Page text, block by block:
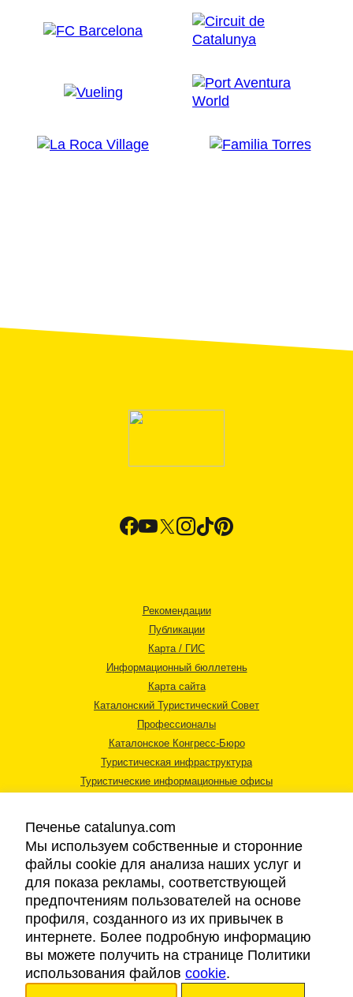
Рекомендации
Публикации
Карта / ГИС
Информационный бюллетень
Карта сайта
Каталонский Туристический Совет
Профессионалы
Каталонское Конгресс-Бюро
Туристическая инфраструктура
Туристические информационные офисы
Правовая информация
Cookies
Доступность
Печенье catalunya.com
Мы используем собственные и сторонние
файлы cookie для анализа наших услуг и
для показа рекламы, соответствующей
предпочтениям пользователей на основе
профиля, созданного из их привычек в
интернете. Более подробную информацию
вы можете получить на странице Политики
использования файлов cookie.